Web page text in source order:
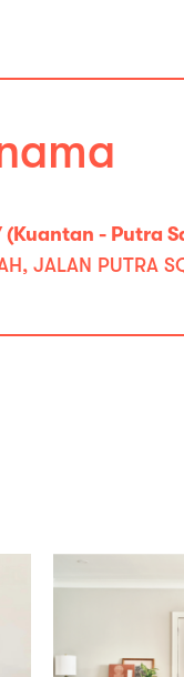
(Kuantan - Putra
JALAN PUTRA